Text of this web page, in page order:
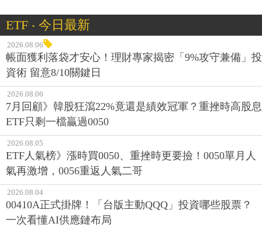
ETF ‧ 今日最新
2026.08.06
帳面獲利落袋才安心！理財專家揭密「9%攻守兼備」投
資術 留意8/10關鍵日
2026.08.06
7月回顧》韓股狂瀉22%竟還是績效冠軍？重挫時高股息
ETF只剩一檔贏過0050
2026.08.05
ETF人氣榜》漲時買0050、重挫時更要撿！0050單月人
氣再激增，0056重返人氣二哥
2026.08.04
00410A正式掛牌！「台版主動QQQ」投資哪些股票？
一次看懂AI供應鏈布局